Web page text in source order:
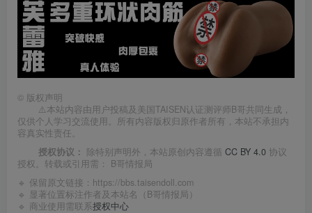
© 版权声明
⚠️本站内容由用户投稿及美国TAISEN认证测评师B哥共同生成，
仅供个人学习交流使用。所有内容版权归原作者所有，本站不承担内
容真实性责任。
授权协议： 除特别声明外，本站原创内容遵循 CC BY 4.0 协议
授权。转载或引用需： B哥情报局
🔹 保留原文链接： https://bbs.taisendoll.com
🔹 显著位置标注作者及本站名（B哥情报局）
🔹 商业使用需联系授权中心